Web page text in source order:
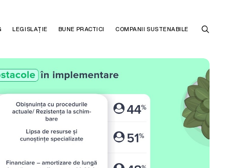
LEGISLAȚIE BUNE PRACTICI COMPANII SUSTENABILE